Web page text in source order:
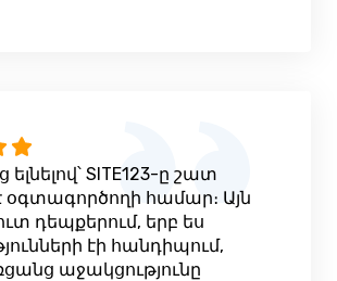
SITE123-ը շատ
համար։ Այն
դեպքերում, երբ ես
էի հանդիպում,
աջակցությունը